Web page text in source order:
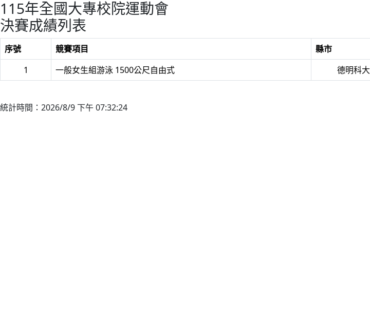
115年全國大專校院運動會
決賽成績列表
序號 競賽項目 縣市
1
一般女生組游泳 1500公尺自由式 德明科大
統計時間：2026/8/9 下午 07:32:24